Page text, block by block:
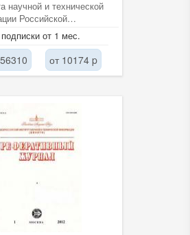
научной и технической
Российской
наук (ВИНИТИ РАН).
от 1 мес.
от 10174 p